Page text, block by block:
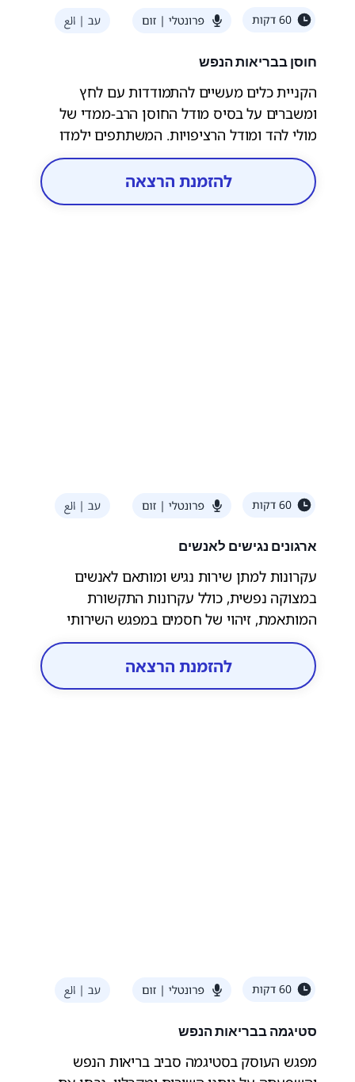
חוסן בבריאות הנפש
הקניית כלים מעשיים להתמודדות עם לחץ
ומשברים על בסיס מודל החוסן הרב-ממדי של
מולי להד ומודל הרציפויות. המשתתפים ילמדו
דרכים לחיזוק ערוצי ההתמודדות האישיים
והקבוצתיים ובניית חוסן קהילתי.
להזמנת הרצאה
ארגונים נגישים לאנשים
עקרונות למתן שירות נגיש ומותאם לאנשים
במצוקה נפשית, כולל עקרונות התקשורת
המותאמת, זיהוי של חסמים במפגש השירותי
והדרכים להתגבר עליהם. המפגש יכלול תרגול
מעשי של סיטואציות שירותיות מאתגרות.
להזמנת הרצאה
סטיגמה בבריאות הנפש
מפגש העוסק בסטיגמה סביב בריאות הנפש